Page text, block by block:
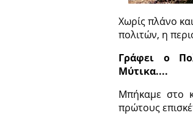
Χωρίς πλάνο
πολιτών, η
Γράφει ο
Μύτικα....
Μπήκαμε στο
πρώτους